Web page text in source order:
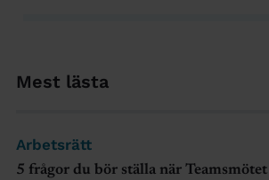
Mest lästa
Arbetsrätt
5 frågor du bör ställa när Teamsmötet